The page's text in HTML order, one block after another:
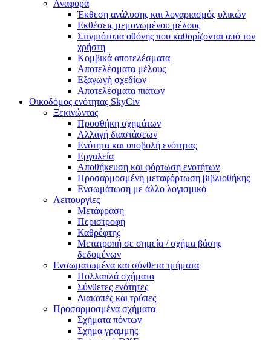
Αναφορά
Έκθεση ανάλυσης και λογαριασμός υλικών
Εκθέσεις μεμονωμένου μέλους
Στιγμιότυπα οθόνης που καθορίζονται από τον
χρήστη
Κομβικά αποτελέσματα
Αποτελέσματα μέλους
Εξαγωγή σχεδίων
Αποτελέσματα πιάτων
Οικοδόμος ενότητας SkyCiv
Ξεκινώντας
Προσθήκη σχημάτων
Αλλαγή διαστάσεων
Ενότητα και υποβολή ενότητας
Εργαλεία
Αποθήκευση και φόρτωση ενοτήτων
Προσαρμοσμένη μεταφόρτωση βιβλιοθήκης
Ενσωμάτωση με άλλο λογισμικό
Λειτουργίες
Μετάφραση
Περιστροφή
Καθρέφτης
Μετατροπή σε σημεία / σχήμα βάσης
δεδομένων
Ενσωματωμένα και σύνθετα τμήματα
Πολλαπλά σχήματα
Σύνθετες ενότητες
Διακοπές και τρύπες
Προσαρμοσμένα σχήματα
Σχήματα πόντων
Σχήμα γραμμής